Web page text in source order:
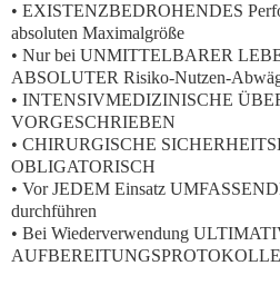
• EXISTENZBEDROHENDES
absoluten Maximalgröße
• Nur bei UNMITTELBARER
ABSOLUTER Risiko-Nutzen-
• INTENSIVMEDIZINISCHE
VORGESCHRIEBEN
• CHIRURGISCHE
OBLIGATORISCH
• VorJEDEM Einsatz
durchführen
• Bei Wiederverwendung
AUFBEREITUNGSPROTOKOLLE